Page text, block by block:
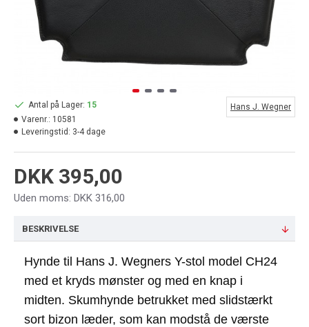
DKK 395,00
Uden moms: DKK 316,00
Antal på Lager: 15
Varenr.: 10581
Leveringstid: 3-4 dage
Hans J. Wegner
BESKRIVELSE
Hynde til Hans J. Wegners Y-stol model CH24
med et kryds mønster og med en knap i
midten. Skumhynde betrukket med slidstærkt
sort bizon læder, som kan modstå de værste